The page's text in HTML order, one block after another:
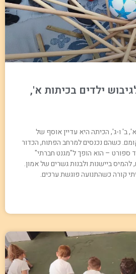
ילדים בכיתות א',
ב' ו-ג', הכיתה היא עדיין אוסף של
כשהם נכנסים למרחב הפתוח, הכדור
ספורט – הוא הופך ל"מגנט חברתי"
ביישנות ולבנות גשרים של אמון.
קורה כשהתנועה פוגשת ערכים.